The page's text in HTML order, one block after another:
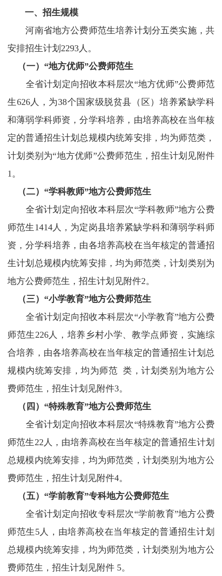
一、招生规模
河南省地方公费师范生培养计划分五类实施，共
安排招生计划2293人。
（一）“地方优师”公费师范生
全省计划定向招收本科层次“地方优师”公费师范
生626人，为38个国家级脱贫县（区）培养紧缺学科
和薄弱学科师资，分学科培养，由培养高校在当年核
定的普通招生计划总规模内统筹安排，均为师范类，
计划类别为“地方优师”公费师范生，招生计划见附件
1。
（二）“学科教师”地方公费师范生
全省计划定向招收本科层次“学科教师”地方公费
师范生1414人，为定岗县培养紧缺学科和薄弱学科师
资，分学科培养，由各培养高校在当年核定的普通招
生计划总规模内统筹安排，均为师范类，计划类别为
地方公费师范生，招生计划见附件2。
（三）“小学教育”地方公费师范生
全省计划定向招收本科层次“小学教育”地方公费
师范生226人，培养乡村小学、教学点师资，实施综
合培养，由各培养高校在当年核定的普通招生计划总
规模内统筹安排，均为师范 类，计划类别为地方公
费师范生，招生计划见附件3。
（四）“特殊教育”地方公费师范生
全省计划定向招收本科层次“特殊教育”地方公费
师范生22人，由培养高校在当年核定的普通招生计划
总规模内统筹安排，均为师范类，计划类别为地方公
费师范生，招生计划见附件4。
（五）“学前教育”专科地方公费师范生
全省计划定向招收专科层次“学前教育”地方公费
师范生5人，由培养高校在当年核定的普通招生计划
总规模内统筹安排，均为师范类，计划类别为地方公
费师范生，招生计划见附件 5。